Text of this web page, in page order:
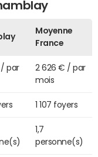
Moyenne
France
/ par
2 626 € / par
mois
1 107 foyers
1,7
personne(s)